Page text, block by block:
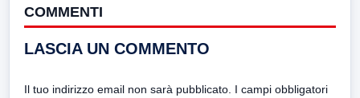
COMMENTI
LASCIA UN COMMENTO
Il tuo indirizzo email non sarà pubblicato. I campi obbligatori